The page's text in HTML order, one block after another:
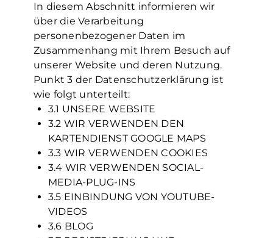
In diesem Abschnitt informieren wir
über die Verarbeitung
personenbezogener Daten im
Zusammenhang mit Ihrem Besuch auf
unserer Website und deren Nutzung.
Punkt 3 der Datenschutzerklärung ist
wie folgt unterteilt:
3.1 UNSERE WEBSITE
3.2 WIR VERWENDEN DEN
KARTENDIENST GOOGLE MAPS
3.3 WIR VERWENDEN COOKIES
3.4 WIR VERWENDEN SOCIAL-
MEDIA-PLUG-INS
3.5 EINBINDUNG VON YOUTUBE-
VIDEOS
3.6 BLOG